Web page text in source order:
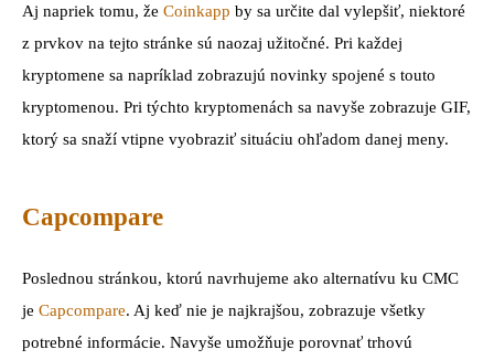
Aj napriek tomu, že Coinkapp by sa určite dal vylepšiť, niektoré
z prvkov na tejto stránke sú naozaj užitočné. Pri každej
kryptomene sa napríklad zobrazujú novinky spojené s touto
kryptomenou. Pri týchto kryptomenách sa navyše zobrazuje GIF,
ktorý sa snaží vtipne vyobraziť situáciu ohľadom danej meny.
Capcompare
Poslednou stránkou, ktorú navrhujeme ako alternatívu ku CMC
je Capcompare. Aj keď nie je najkrajšou, zobrazuje všetky
potrebné informácie. Navyše umožňuje porovnať trhovú